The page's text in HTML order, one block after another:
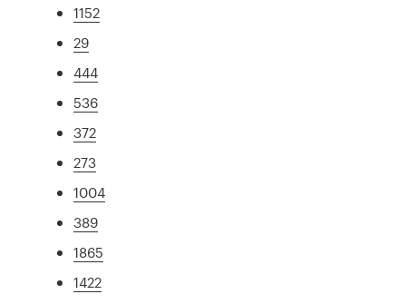
1152
29
444
536
372
273
1004
389
1865
1422